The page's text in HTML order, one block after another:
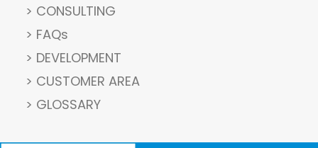
> CONSULTING
> FAQs
> DEVELOPMENT
> CUSTOMER AREA
> GLOSSARY